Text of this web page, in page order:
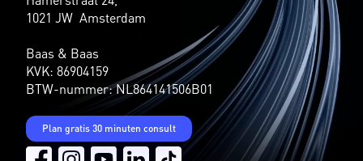
1021 JW Amsterdam
Baas & Baas
KVK: 86904159
BTW-nummer: NL864141506B01
Plan gratis 30 minuten consult